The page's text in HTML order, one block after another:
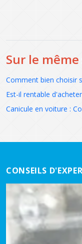
Sur le
Comment bien choisir
Est-il rentable
Canicule en voiture :
CONSEILS